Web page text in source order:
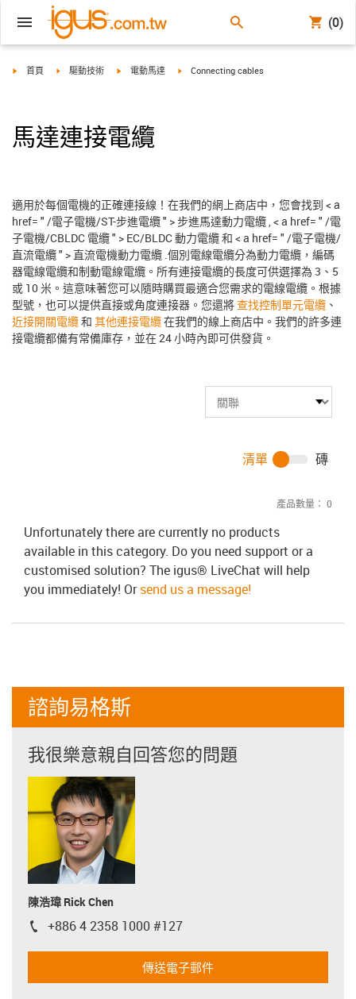
(0)
igus-icon-arrow-right
首頁 igus-icon-arrow-right
驅動技術 igus-icon-arrow-right
電動馬達 igus-icon-arrow-right
Connecting cables
馬達連接電纜
適用於每個電機的正確連接線！在我們的網上商店中，您會找到 < a
href= " /電子電機/ST-步進電纜 " > 步進馬達動力電纜 , < a href= " /電
子電機/CBLDC 電纜 " > EC/BLDC 動力電纜 和 < a href= " /電子電機/
直流電纜 " > 直流電機動力電纜 .個別電線電纜分為動力電纜，編碼
器電線電纜和制動電線電纜。所有連接電纜的長度可供選擇為 3、5
或 10 米。這意味著您可以隨時購買最適合您需求的電線電纜。根據
型號，也可以提供直接或角度連接器。您還將查找控制單元電纜 、
近接開關電纜和 其他連接電纜在我們的線上商店中。我們的許多連
接電纜都備有常備庫存，並在 24 小時內即可供發貨。
產品數量： 0
清單 磚
Unfortunately there are currently no products
available in this category. Do you need support or a
customised solution? The igus® LiveChat will help
you immediately! Orsend us a message!
諮詢易格斯
我很樂意親自回答您的問題
陳浩瑋 Rick Chen
igus-icon-phone
+886 4 2358 1000 #127
傳送電子郵件